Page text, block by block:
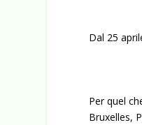
Dal 25
Per quel
Bruxelles,